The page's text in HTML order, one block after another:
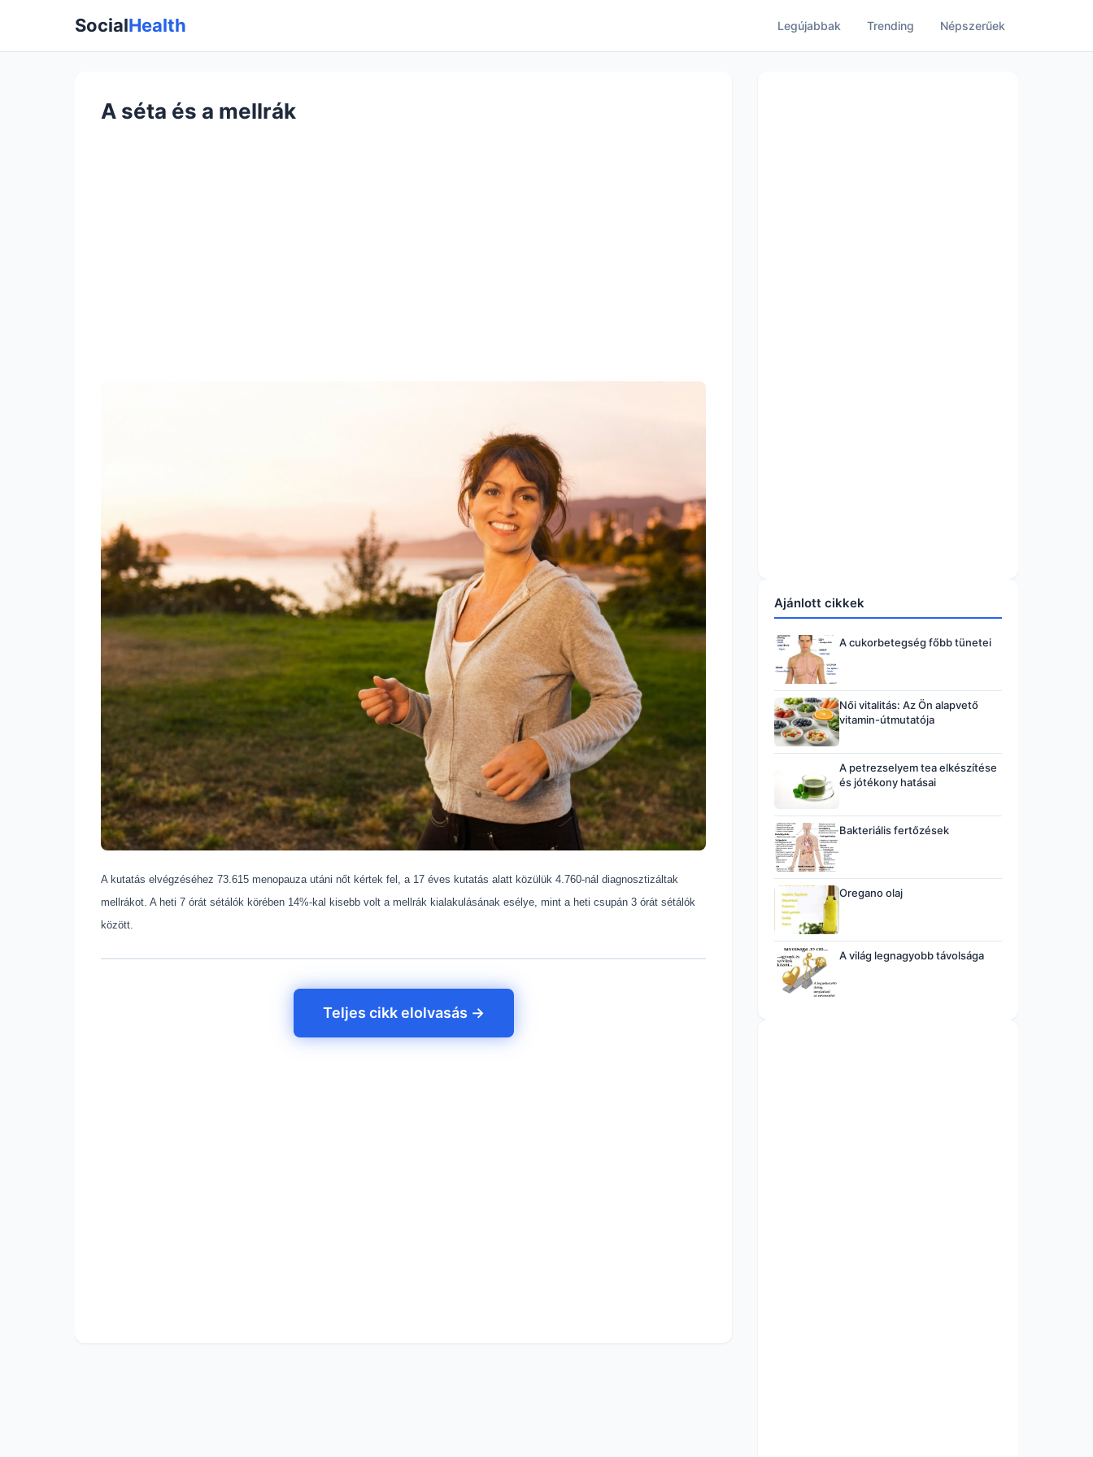
SocialHealth Legújabbak Trending Népszerűek
A séta és a mellrák
A kutatás elvégzéséhez 73.615 menopauza utáni nőt kértek fel, a 17 éves kutatás alatt közülük 4.760-nál diagnosztizáltak
mellrákot. A heti 7 órát sétálók körében 14%-kal kisebb volt a mellrák kialakulásának esélye, mint a heti csupán 3 órát sétálók
között.
Teljes cikk elolvasás →
Ajánlott cikkek
A cukorbetegség főbb tünetei
Női vitalitás: Az Ön alapvető
vitamin-útmutatója
A petrezselyem tea elkészítése
és jótékony hatásai
Bakteriális fertőzések
Oregano olaj
A világ legnagyobb távolsága